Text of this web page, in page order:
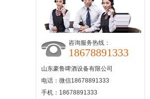
咨询服务热线：
18678891333
山东豪鲁啤酒设备有限公司
电话：微信18678891333
手机：18678891333